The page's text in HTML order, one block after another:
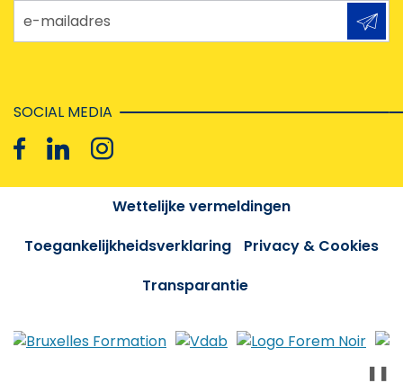
e-mailadres
SOCIAL MEDIA
Wettelijke vermeldingen
Toegankelijkheidsverklaring
Privacy & Cookies
Transparantie
❚❚